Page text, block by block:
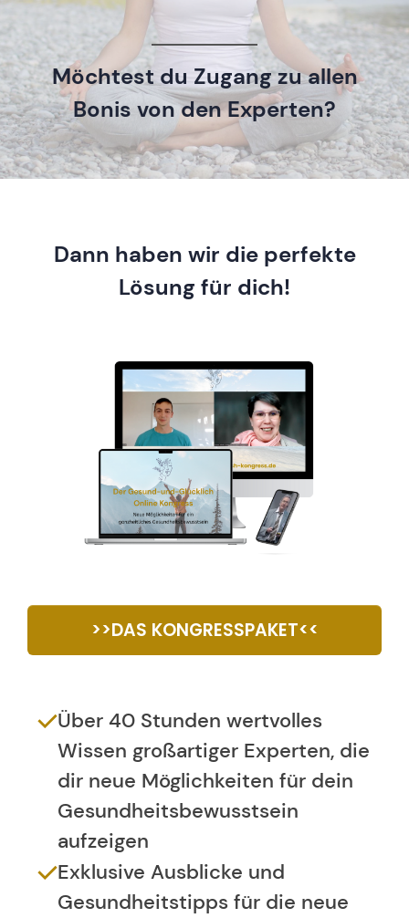
Möchtest du Zugang zu allen
Bonis von den Experten?
Dann haben wir die perfekte
Lösung für dich!
>>DAS KONGRESSPAKET<<
Über 40 Stunden wertvolles
Wissen großartiger Experten, die
dir neue Möglichkeiten für dein
Gesundheitsbewusstsein
aufzeigen
Exklusive Ausblicke und
Gesundheitstipps für die neue